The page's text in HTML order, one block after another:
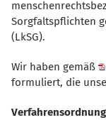
Sorgfaltspflichten
(LkSG).
Wir haben gemäß
formuliert, die